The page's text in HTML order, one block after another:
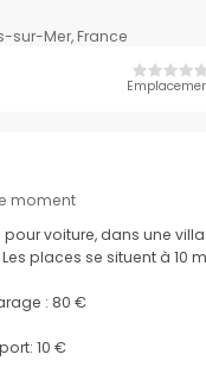
sur-Mer, France
moment
voiture, dans une
Les places se situent à
: 80 €
10 €